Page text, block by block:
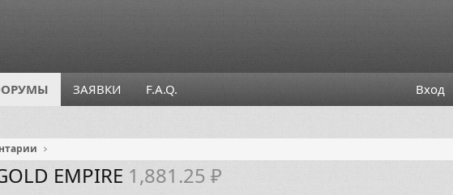
ЗАЯВКИ F.A.Q. Вход
EMPIRE 1,881.25 ₽